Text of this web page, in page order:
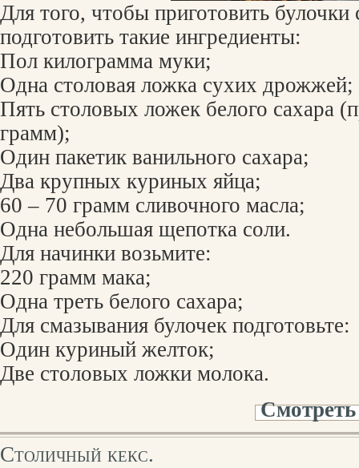
Для того, чтобы приготовить
подготовить такие ингредиенты:
Пол килограмма муки;
Одна столовая ложка сухих дрожжей;
Пять столовых ложек белого сахара
грамм);
Один пакетик ванильного сахара;
Два крупных куриных яйца;
60 – 70 грамм сливочного масла;
Одна небольшая щепотка соли.
Для начинки возьмите:
220 грамм мака;
Одна треть белого сахара;
Для смазывания булочек подготовьте:
Один куриный желток;
Две столовых ложки молока.
Столичный кекс.